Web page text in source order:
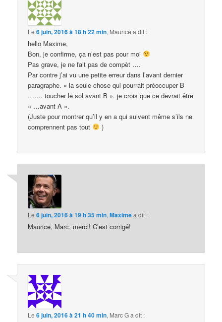
Le6 juin, 2016 à 18 h 22 min, Maurice a dit :
hello Maxime,
Bon, je confirme, ça n’est pas pour moi
Pas grave, je ne fait pas de compèt ….
Par contre j’ai vu une petite erreur dans l’avant dernier
paragraphe. « la seule chose qui pourrait préoccuper B
……. toucher le sol avant B ». je crois que ce devrait être
« …avant A ».
(Juste pour montrer qu’il y en a qui suivent même s’ils ne
comprennent pas tout
)
Le6 juin, 2016 à 19 h 35 min,Maximea dit :
Maurice, Marc, merci! C’est corrigé!
Le6 juin, 2016 à 21 h 40 min, Marc Ga dit :